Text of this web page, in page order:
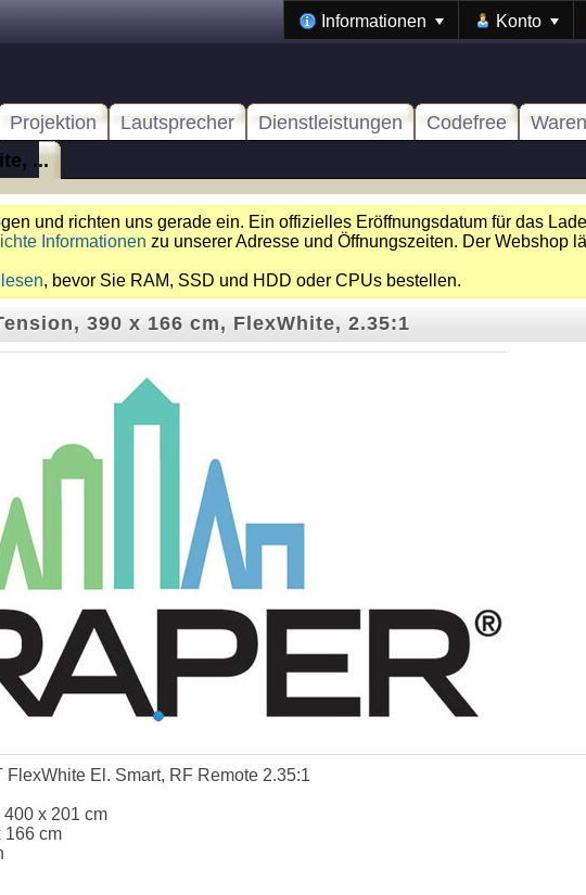
Informationen Konto
Projektion Lautsprecher Dienstleistungen Codefree
...
und richten uns gerade ein. Ein offizielles Eröffnungsdatum für das
Informationen zu unserer Adresse und Öffnungszeiten. Der Webshop
, bevor Sie RAM, SSD und HDD oder CPUs bestellen.
390 x 166 cm, FlexWhite, 2.35:1
FlexWhite El. Smart, RF Remote 2.35:1
x 201 cm
166 cm